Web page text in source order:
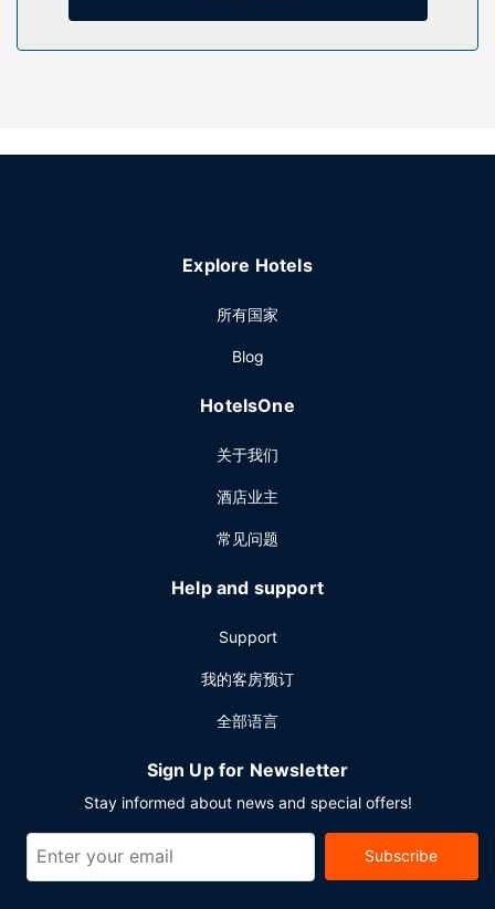
平方英尺）的空间，包括会议场地和6 间会议室。
Explore Hotels
所有国家
Blog
HotelsOne
关于我们
酒店业主
常见问题
Help and support
Support
我的客房预订
全部语言
Sign Up for Newsletter
Stay informed about news and special offers!
Subscribe